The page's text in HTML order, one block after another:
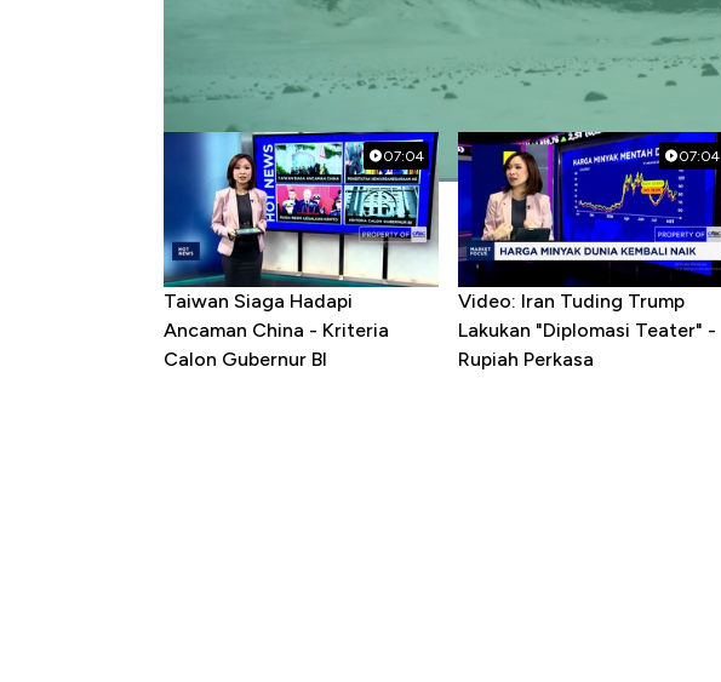
Popular Videos
07:04
Taiwan Siaga Hadapi
Ancaman China - Kriteria
Calon Gubernur BI
07:04
Video: Iran Tuding Trump
Lakukan "Diplomasi Teater" -
Rupiah Perkasa